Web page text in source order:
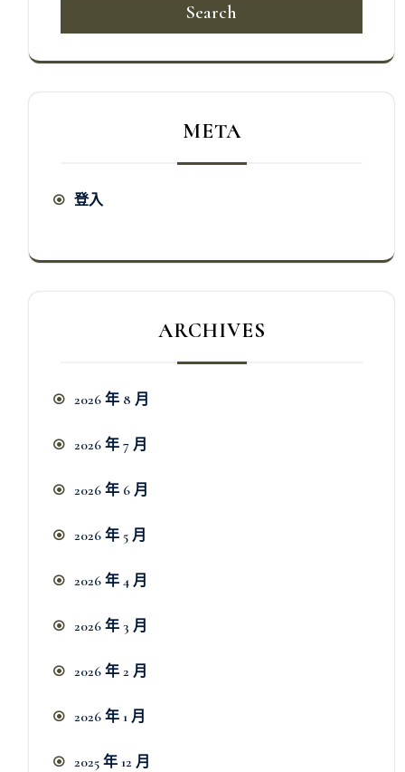
Search
META
登入
ARCHIVES
2026 年 8 月
2026 年 7 月
2026 年 6 月
2026 年 5 月
2026 年 4 月
2026 年 3 月
2026 年 2 月
2026 年 1 月
2025 年 12 月